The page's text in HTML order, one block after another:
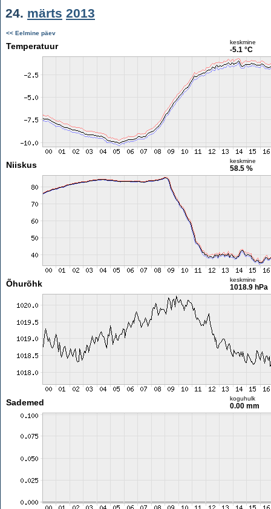
24. märts 2013
<< Eelmine päev
Temperatuur keskmine
-5.1 °C
Niiskus keskmine
58.5 %
Õhurõhk keskmine
1018.9 hPa
Sademed koguhulk
0.00 mm